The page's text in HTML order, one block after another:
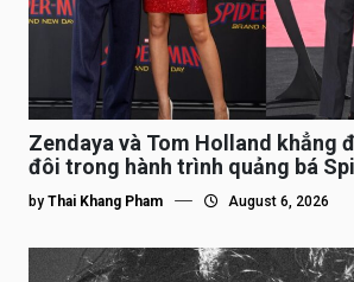
Zendaya và Tom Holland khẳng
đôi trong hành trình quảng bá
by Thai Khang Pham August 6, 2026